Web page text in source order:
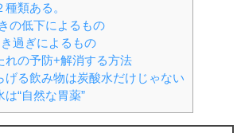
類ある。
の低下によるもの
過ぎによるもの
の予防+解消する方法
る飲み物は炭酸水だけじゃない
“自然な胃薬”